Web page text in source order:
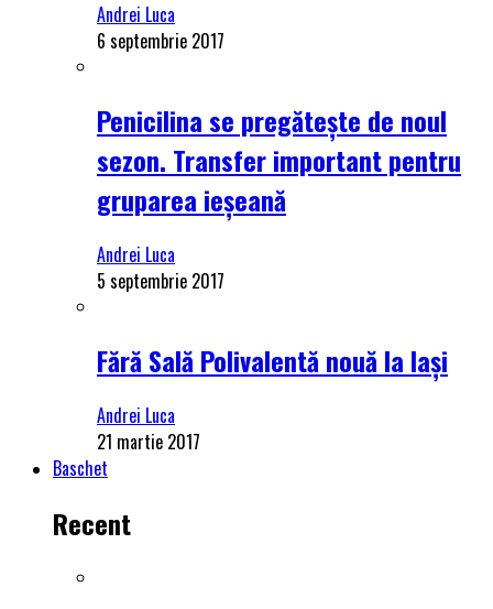
Andrei Luca
6 septembrie 2017
Penicilina se pregătește de noul
sezon. Transfer important pentru
gruparea ieșeană
Andrei Luca
5 septembrie 2017
Fără Sală Polivalentă nouă la Iași
Andrei Luca
21 martie 2017
Baschet
Recent